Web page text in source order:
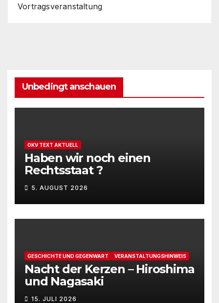
Vortragsveranstaltung
Unbedingt anschauen
OKV TEXT AKTUELL
Haben wir noch einen
Rechtsstaat ?
5. AUGUST 2026
GESCHICHTE UND GEGENWART VERANSTALTUNGSHINWEIS
Nacht der Kerzen – Hiroshima
und Nagasaki
15. JULI 2026